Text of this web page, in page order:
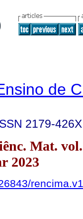
de
2179-426X
Mat.
2023